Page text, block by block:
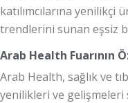
katılımcılarına
trendlerini sunan eşsiz
Arab Health Fuarının
Arab Health, sağlık ve
yenilikleri ve